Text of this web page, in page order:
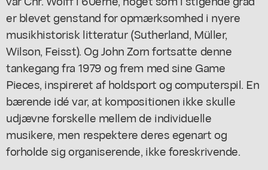
er blevet genstand for opmærksomhed i nyere
musikhistorisk litteratur (Sutherland, Müller,
Wilson, Feisst). Og John Zorn fortsatte denne
tankegang fra 1979 og frem med sine Game
Pieces, inspireret af holdsport og computerspil. En
bærende idé var, at kompositionen ikke skulle
udjævne forskelle mellem de individuelle
musikere, men respektere deres egenart og
forholde sig organiserende, ikke foreskrivende.